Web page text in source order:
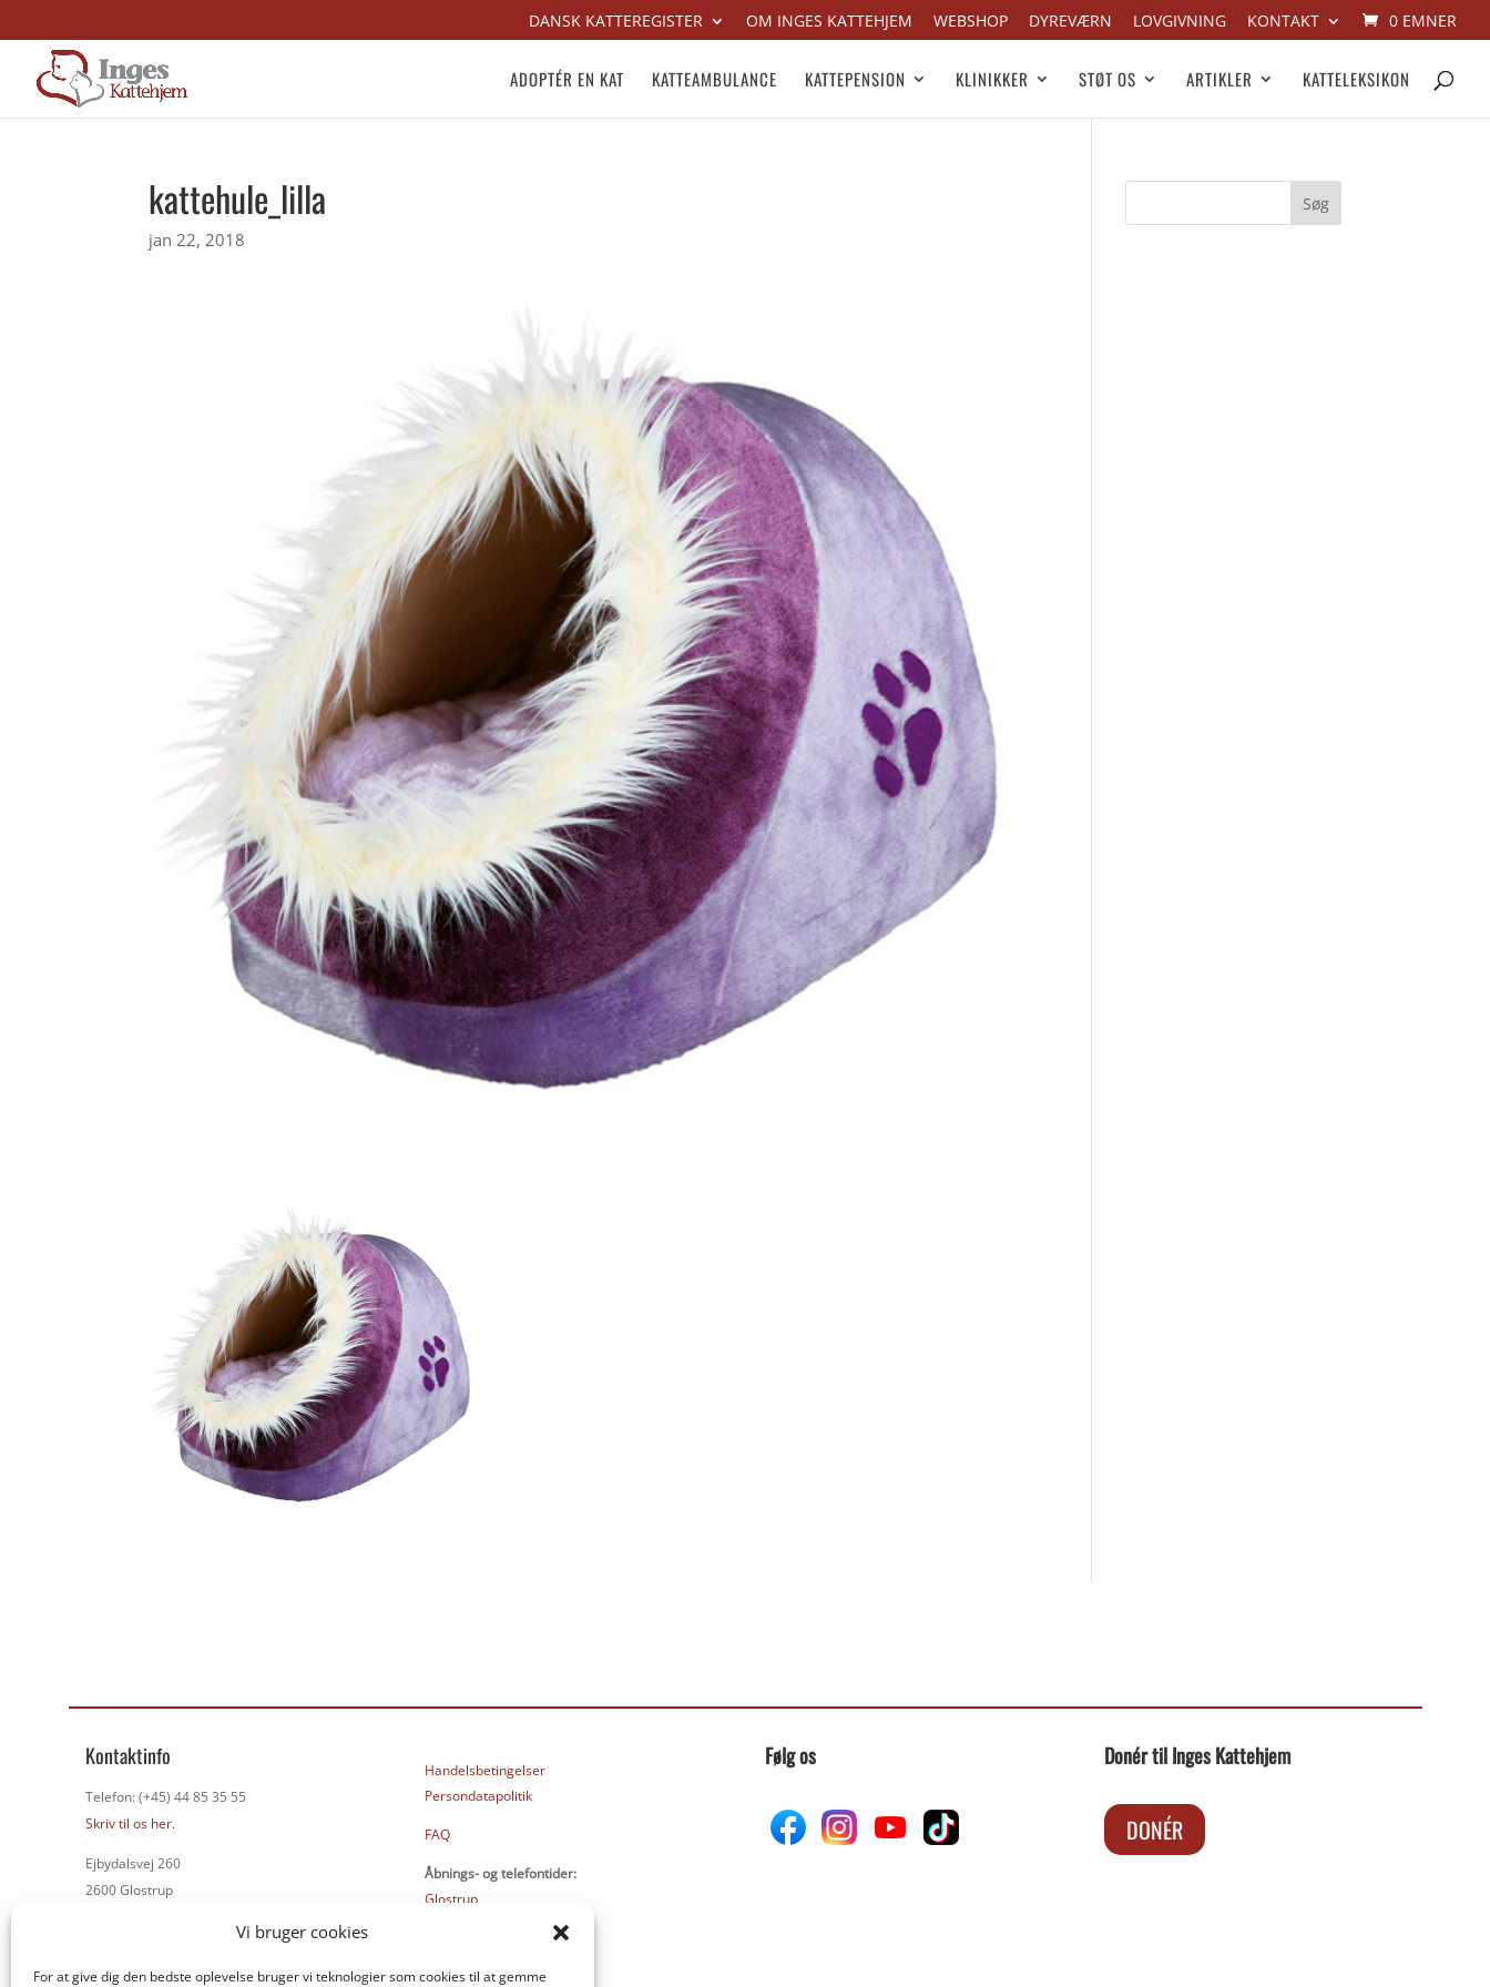
Vi bruger cookies
For at give dig den bedste oplevelse bruger vi teknologier som cookies til at gemme
DANSK KATTEREGISTER OM INGES KATTEHJEM WEBSHOP DYREVÆRN LOVGIVNING KONTAKT 0 EMNER
ADOPTÉR EN KAT KATTEAMBULANCE KATTEPENSION KLINIKKER STØT OS ARTIKLER KATTELEKSIKON
kattehule_lilla
jan 22, 2018
Kontaktinfo
Telefon: (+45) 44 85 35 55
Skriv til os her.
Ejbydalsvej 260
2600 Glostrup
Handelsbetingelser
Persondatapolitik
FAQ
Åbnings- og telefontider:
Glostrup
Følg os Donér til Inges Kattehjem
DONÉR